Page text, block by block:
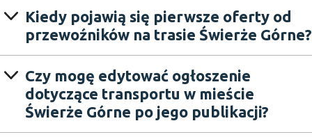
Kiedy pojawią się pierwsze oferty od
przewoźników na trasie Świerże Górne?
Czy mogę edytować ogłoszenie
dotyczące transportu w mieście
Świerże Górne po jego publikacji?